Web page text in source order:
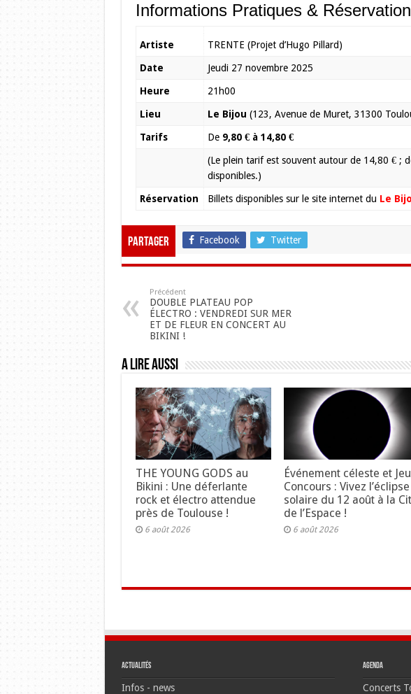
Informations Pratiques & Réservation
Artiste TRENTE (Projet d’Hugo Pillard)
Date Jeudi 27 novembre 2025
Heure 21h00
Lieu Le Bijou (123, Avenue de Muret, 31300
Tarifs De 9,80 € à 14,80 €
(Le plein tarif est souvent autour de 14,80 € ;
disponibles.)
Réservation Billets disponibles sur le site internet du Le
Partager Facebook Twitter
Précédent
DOUBLE PLATEAU POP
ÉLECTRO : VENDREDI SUR MER
ET DE FLEUR EN CONCERT AU
BIKINI !
A lire aussi
THE YOUNG GODS au
Bikini : Une déferlante
rock et électro attendue
près de Toulouse !
6 août 2026
Événement céleste et
Concours : Vivez l’éclipse
solaire du 12 août à la
de l’Espace !
6 août 2026
Actualités
Infos - news
Agenda
Concerts